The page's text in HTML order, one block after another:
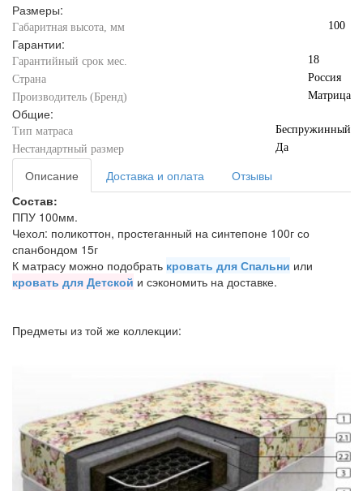
Размеры:
Габаритная высота, мм 100
Гарантии:
Гарантийный срок мес.
18
Страна
Россия
Производитель (Бренд)
Матрица
Общие:
Тип матраса
Беспружинный
Нестандартный размер
Да
Описание Доставка и оплата
Отзывы
Состав:
ППУ 100мм.
Чехол: поликоттон, простеганный на синтепоне 100г со
спанбондом 15г
К матрасу можно подобрать кровать для Спальни или
кровать для Детской и сэкономить на доставке.
Предметы из той же коллекции: